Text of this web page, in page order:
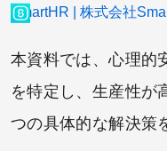
本資料では、心理的
を特定し、生産性が
つの具体的な解決策
SmartHR 株式会社